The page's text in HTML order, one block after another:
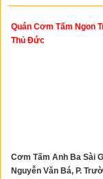
Quán Cơm Tấm Ngon
Thủ Đức
Cơm Tấm Anh Ba Sài
Nguyễn Văn Bá, P.